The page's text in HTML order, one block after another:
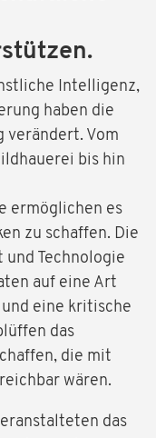
Intelligenz,
haben die
Vom
bis hin
ermöglichen es
zu schaffen. Die
und Technologie
auf eine Art
eine kritische
das
die mit
wären.
das